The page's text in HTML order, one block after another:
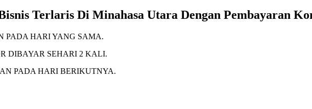
Terlaris Di Minahasa Utara Dengan Pembayaran
PADA HARI YANG SAMA.
DIBAYAR SEHARI 2 KALI.
PADA HARI BERIKUTNYA.